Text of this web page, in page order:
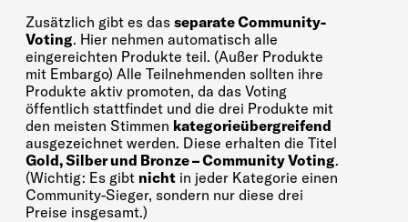
Zusätzlich gibt es das separate Community-
Voting. Hier nehmen automatisch alle
eingereichten Produkte teil. (Außer Produkte
mit Embargo) Alle Teilnehmenden sollten ihre
Produkte aktiv promoten, da das Voting
öffentlich stattfindet und die drei Produkte mit
den meisten Stimmen kategorieübergreifend
ausgezeichnet werden. Diese erhalten die Titel
Gold, Silber und Bronze – Community Voting.
(Wichtig: Es gibt nicht in jeder Kategorie einen
Community-Sieger, sondern nur diese drei
Preise insgesamt.)